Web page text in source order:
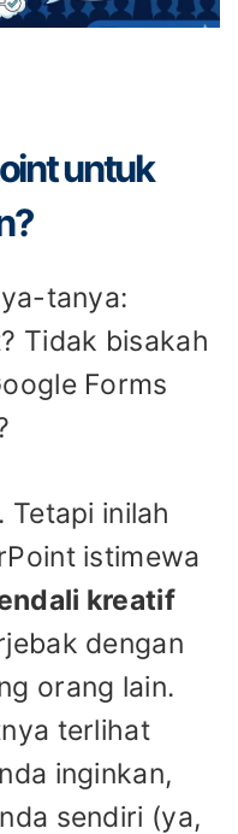
untuk
tanya:
Tidak bisakah
Forms
Tetapi inilah
istimewa
kreatif
dengan
orang lain.
terlihat
inginkan,
sendiri (ya,